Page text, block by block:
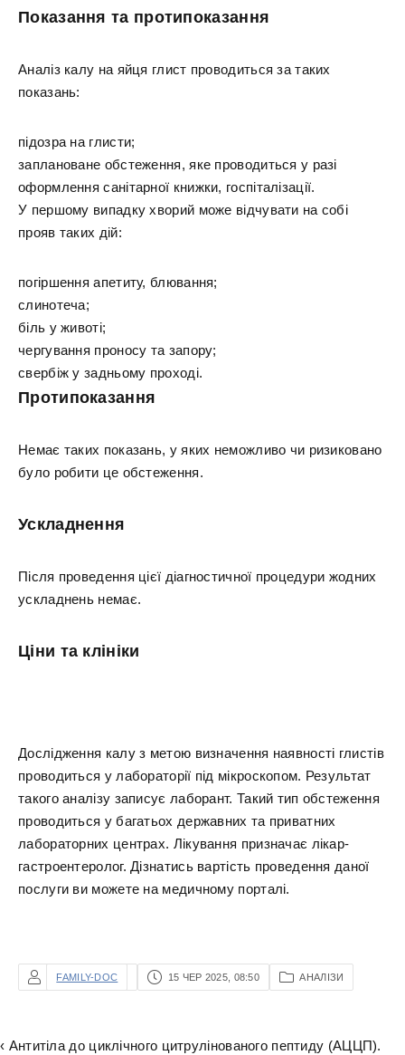
Показання та протипоказання
Аналіз калу на яйця глист проводиться за таких
показань:
підозра на глисти;
заплановане обстеження, яке проводиться у разі
оформлення санітарної книжки, госпіталізації.
У першому випадку хворий може відчувати на собі
прояв таких дій:
погіршення апетиту, блювання;
слинотеча;
біль у животі;
чергування проносу та запору;
свербіж у задньому проході.
Протипоказання
Немає таких показань, у яких неможливо чи ризиковано
було робити це обстеження.
Ускладнення
Після проведення цієї діагностичної процедури жодних
ускладнень немає.
Ціни та клініки
Дослідження калу з метою визначення наявності глистів
проводиться у лабораторії під мікроскопом. Результат
такого аналізу записує лаборант. Такий тип обстеження
проводиться у багатьох державних та приватних
лабораторних центрах. Лікування призначає лікар-
гастроентеролог. Дізнатись вартість проведення даної
послуги ви можете на медичному порталі.
FAMILY-DOC 15 ЧЕР 2025, 08:50 АНАЛІЗИ
‹ Антитіла до циклічного цитрулінованого пептиду (АЦЦП).